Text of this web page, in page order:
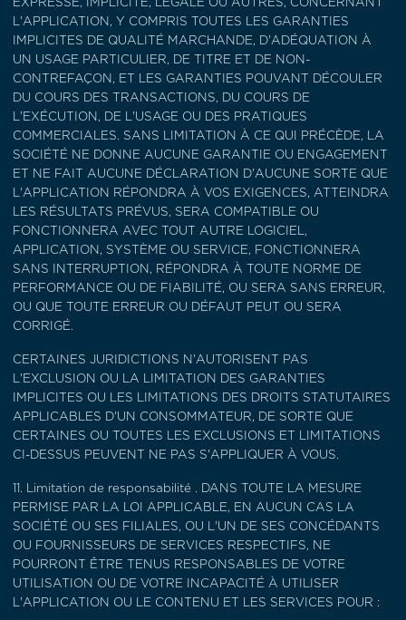
L'APPLICATION, Y COMPRIS TOUTES LES GARANTIES
IMPLICITES DE QUALITÉ MARCHANDE, D'ADÉQUATION À
UN USAGE PARTICULIER, DE TITRE ET DE NON-
CONTREFAÇON, ET LES GARANTIES POUVANT DÉCOULER
DU COURS DES TRANSACTIONS, DU COURS DE
L'EXÉCUTION, DE L'USAGE OU DES PRATIQUES
COMMERCIALES. SANS LIMITATION À CE QUI PRÉCÈDE, LA
SOCIÉTÉ NE DONNE AUCUNE GARANTIE OU ENGAGEMENT
ET NE FAIT AUCUNE DÉCLARATION D'AUCUNE SORTE QUE
L'APPLICATION RÉPONDRA À VOS EXIGENCES, ATTEINDRA
LES RÉSULTATS PRÉVUS, SERA COMPATIBLE OU
FONCTIONNERA AVEC TOUT AUTRE LOGICIEL,
APPLICATION, SYSTÈME OU SERVICE, FONCTIONNERA
SANS INTERRUPTION, RÉPONDRA À TOUTE NORME DE
PERFORMANCE OU DE FIABILITÉ, OU SERA SANS ERREUR,
OU QUE TOUTE ERREUR OU DÉFAUT PEUT OU SERA
CORRIGÉ.
CERTAINES JURIDICTIONS N'AUTORISENT PAS
L'EXCLUSION OU LA LIMITATION DES GARANTIES
IMPLICITES OU LES LIMITATIONS DES DROITS STATUTAIRES
APPLICABLES D'UN CONSOMMATEUR, DE SORTE QUE
CERTAINES OU TOUTES LES EXCLUSIONS ET LIMITATIONS
CI-DESSUS PEUVENT NE PAS S'APPLIQUER À VOUS.
11. Limitation de responsabilité . DANS TOUTE LA MESURE
PERMISE PAR LA LOI APPLICABLE, EN AUCUN CAS LA
SOCIÉTÉ OU SES FILIALES, OU L'UN DE SES CONCÉDANTS
OU FOURNISSEURS DE SERVICES RESPECTIFS, NE
POURRONT ÊTRE TENUS RESPONSABLES DE VOTRE
UTILISATION OU DE VOTRE INCAPACITÉ À UTILISER
L'APPLICATION OU LE CONTENU ET LES SERVICES POUR :